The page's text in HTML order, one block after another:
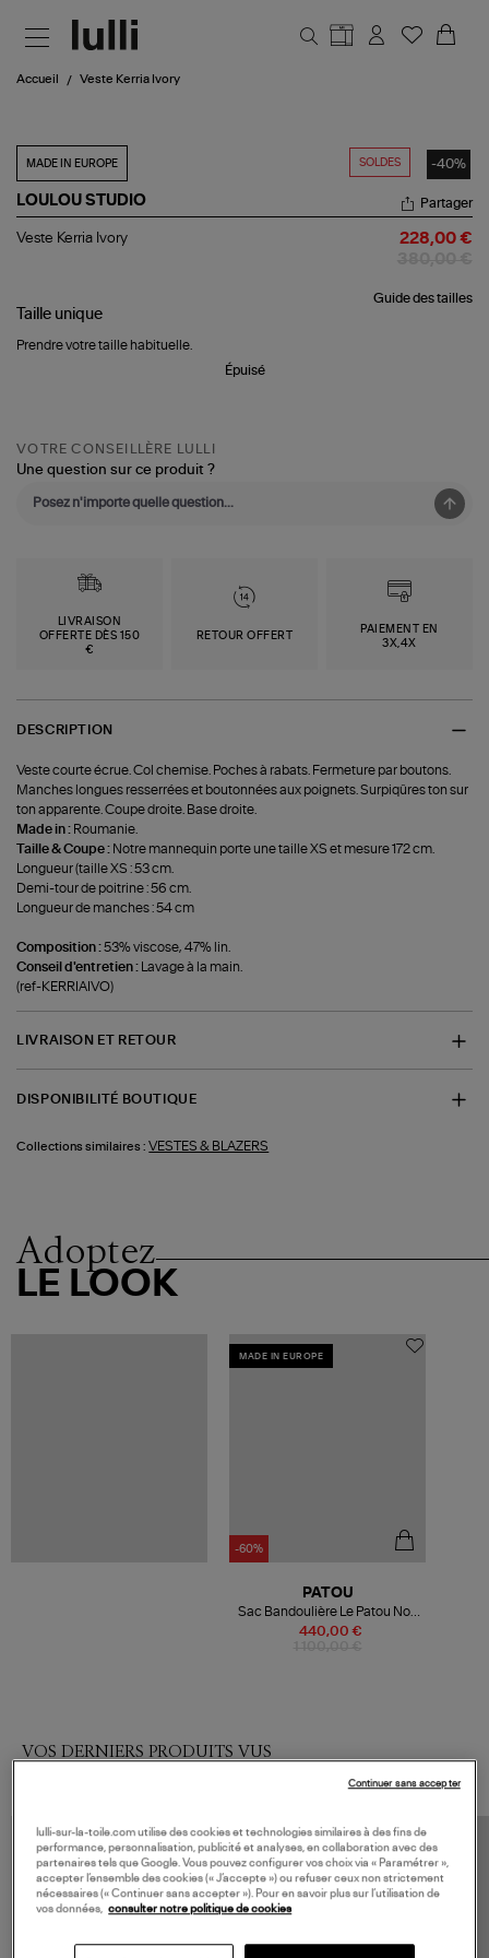
Accueil Veste Kerria Ivory
SOLDES -40%
MADE IN EUROPE
LOULOU STUDIO
Veste
Partager
Veste Kerria Ivory 228,00 €
Guide des tailles
Taille unique
Prendre votre taille habituelle.
Épuisé
VOTRE CONSEILLÈRE LULLI
Une question sur ce produit ?
LIVRAISON
OFFERTE DÈS 150
€
RETOUR OFFERT
PAIEMENT EN
3X,4X
DESCRIPTION
Veste courte écrue. Col chemise. Poches à rabats. Fermeture par boutons.
Manches longues resserrées et boutonnées aux poignets. Surpiqûres ton sur
ton apparente. Coupe droite. Base droite.
Made in : Roumanie.
Taille & Coupe : Notre mannequin porte une taille XS et mesure 172 cm.
Longueur (taille XS : 53 cm.
Demi-tour de poitrine : 56 cm.
Longueur de manches : 54 cm
Composition :53% viscose, 47% lin.
Conseil d'entretien :
Lavage à la main.
(ref-KERRIAIVO)
LIVRAISON ET RETOUR
DISPONIBILITÉ BOUTIQUE
Collections similaires : VESTES & BLAZERS
Adoptez
LE LOOK
MADE IN EUROPE
-60%
440,00 €
PATOU
Sac Bandoulière Le Patou Noir
Blanc
VOS DERNIERS PRODUITS VUS
lulli-sur-la-toile.com utilise des cookies et technologies similaires à des fins de
performance, personnalisation, publicité et analyses, en collaboration avec des
partenaires tels que Google. Vous pouvez configurer vos choix via « Paramétrer »,
accepter l’ensemble des cookies (« J’accepte ») ou refuser ceux non strictement
nécessaires (« Continuer sans accepter »). Pour en savoir plus sur l’utilisation de
vos données, consulter notre politique de cookies
Continuer sans accepter